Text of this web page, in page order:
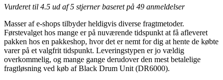
Vurderet til 4.5 ud af 5 stjerner baseret på 49 anmeldelser
Masser af e-shops tilbyder heldigvis diverse fragtmetoder.
Førstevalget hos mange er på nuværende tidspunkt at få afleveret
pakken hos en pakkeshop, hvor det er nemt for dig at hente de købte
varer på et valgfrit tidspunkt. Leveringstypen er jo vældig
overkommelig, og mange gange derudover den mest betalelige
fragtløsning ved køb af Black Drum Unit (DR6000).